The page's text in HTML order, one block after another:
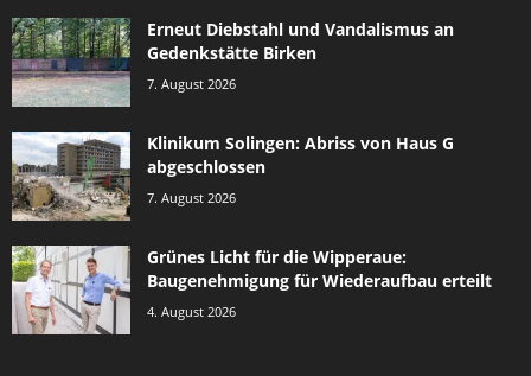
Erneut Diebstahl und Vandalismus an
Gedenkstätte Birken
7. August 2026
Klinikum Solingen: Abriss von Haus G
abgeschlossen
7. August 2026
Grünes Licht für die Wipperaue:
Baugenehmigung für Wiederaufbau erteilt
4. August 2026